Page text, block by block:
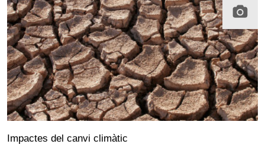
Impactes del canvi climàtic